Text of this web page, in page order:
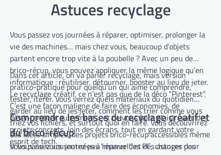
Astuces recyclage
Vous passez vos journées à réparer, optimiser, prolonger la
vie des machines… mais chez vous, beaucoup d’objets
partent encore trop vite à la poubelle ? Avec un peu de
brico-récup, vous pouvez appliquer la même logique qu’en
informatique : réutiliser, détourner, booster au lieu de jeter.
Le recyclage créatif, ce n’est pas que de la déco “Pinterest”.
C’est une façon maligne de faire des économies, de
désencombrer autrement… et de vous faire plaisir avec des
projets concrets, loin des écrans, tout en gardant votre
esprit de tech.
Dans cet article, on va parler recyclage, mais version
pratico-pratique pour quelqu’un qui aime comprendre,
tester, itérer. Vous verrez quels matériaux du quotidien
garder au lieu de les jeter, comment les trier comme vous
triez vos fichiers, et surtout quoi en faire. Vous découvrirez
des idées simples, des projets brico-récup accessibles même
si vous ne vous sentez pas “manuel”, et des astuces pour
Comprendre les bases du recyclage créatif et
du brico-récup
Vous passez vos journées à réparer des PC, changer des